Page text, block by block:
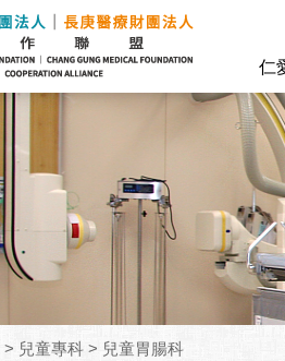
仁
> 兒童專科 > 兒童胃腸科